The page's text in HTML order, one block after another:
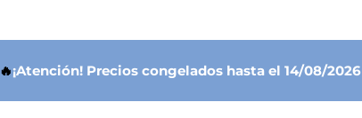
🔥¡Atención! Precios congelados hasta el 14/08/2026